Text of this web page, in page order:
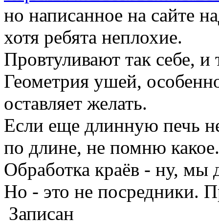
но написанное на сайте
хотя ребята неплохие.
Провтуливают так себе, и
Геометрия ушей,
оставляет желать.
Если еще длинную печь
по длине, не помню какое.
Обработка краёв - ну, мы
Но - это не посредники.
Записан